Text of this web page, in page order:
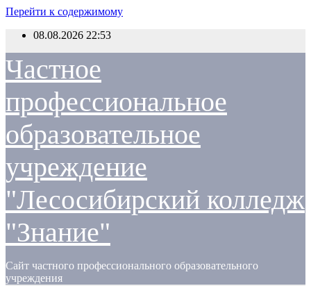
Перейти к содержимому
08.08.2026 22:53
Частное
профессиональное
образовательное
учреждение
"Лесосибирский колледж
"Знание"
Сайт частного профессионального образовательного
учреждения